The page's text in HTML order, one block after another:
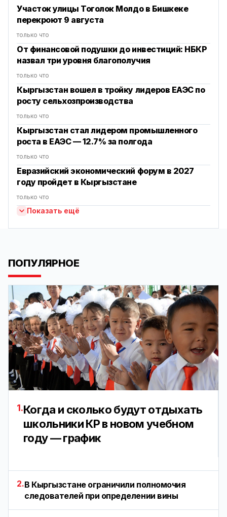
Участок улицы Тоголок Молдо в Бишкеке
перекроют 9 августа
только что
От финансовой подушки до инвестиций: НБКР
назвал три уровня благополучия
только что
Кыргызстан вошел в тройку лидеров ЕАЭС по
росту сельхозпроизводства
только что
Кыргызстан стал лидером промышленного
роста в ЕАЭС — 12.7% за полгода
только что
Евразийский экономический форум в 2027
году пройдет в Кыргызстане
только что
Показать ещё
ПОПУЛЯРНОЕ
1.Когда и сколько будут отдыхать
школьники КР в новом учебном
году — график
2.В Кыргызстане ограничили полномочия
следователей при определении вины